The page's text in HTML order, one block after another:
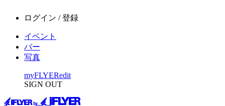
ログイン / 登録
イベント
バー
写真
myFLYERedit
SIGN OUT